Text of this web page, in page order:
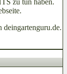
zu tun haben.
deingartenguru.de.